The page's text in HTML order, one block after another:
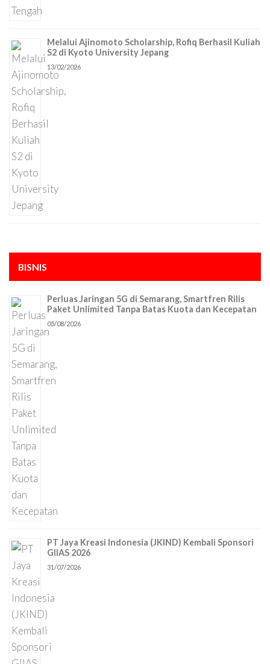
Melalui Ajinomoto Scholarship, Rofiq Berhasil Kuliah
S2 di Kyoto University Jepang
13/02/2026
BISNIS
Perluas Jaringan 5G di Semarang, Smartfren Rilis
Paket Unlimited Tanpa Batas Kuota dan Kecepatan
05/08/2026
PT Jaya Kreasi Indonesia (JKIND) Kembali Sponsori
GIIAS 2026
31/07/2026